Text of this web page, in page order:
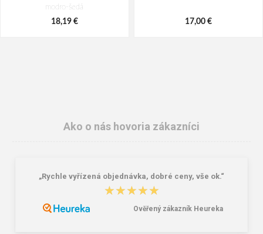
modro-šedá
18,19 € 17,00 €
CXS STONE APATIT O1 Pracovná
21,33 €
CXS STONE APATIT WINTER O2
Pracovná členková obuv zimná
21,33 €
Ako o nás hovoria zákazníci
„Rychle vyřízená objednávka, dobré ceny, vše ok.“
★★★★★
★★★★★
Ověřený zákazník Heureka